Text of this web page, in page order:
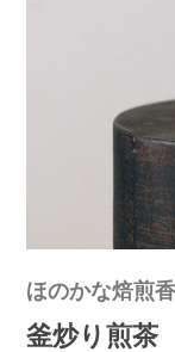
ほのかな焙煎
釜炒り煎茶